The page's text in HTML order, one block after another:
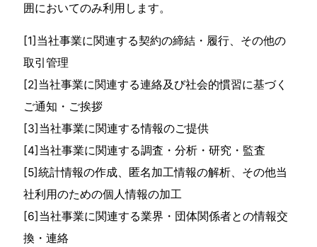
囲においてのみ利用します。
[1]当社事業に関連する契約の締結・履行、その他の
取引管理
[2]当社事業に関連する連絡及び社会的慣習に基づく
ご通知・ご挨拶
[3]当社事業に関連する情報のご提供
[4]当社事業に関連する調査・分析・研究・監査
[5]統計情報の作成、匿名加工情報の解析、その他当
社利用のための個人情報の加工
[6]当社事業に関連する業界・団体関係者との情報交
換・連絡